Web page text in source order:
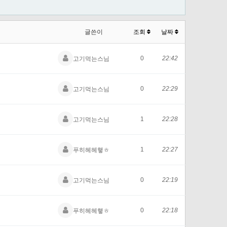
글쓴이 조회 날짜
고기먹는스님 0 22:42
고기먹는스님 0 22:29
고기먹는스님 1 22:28
푸히헤헤햏ㅎ 1 22:27
고기먹는스님 0 22:19
푸히헤헤햏ㅎ 0 22:18